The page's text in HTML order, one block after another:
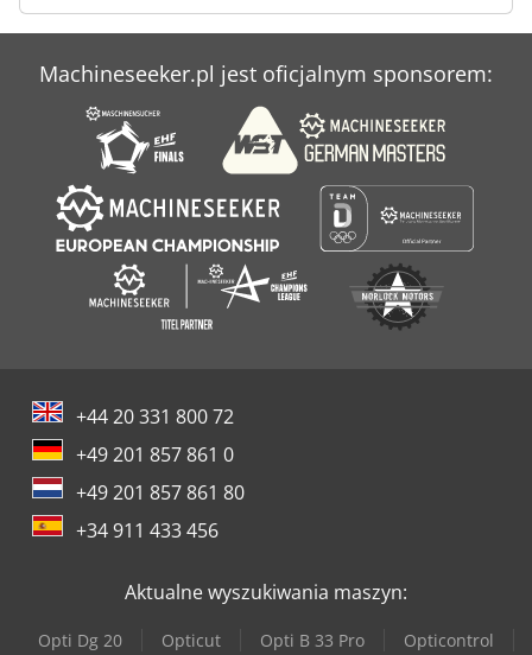
Machineseeker.pl jest oficjalnym sponsorem:
+44 20 331 800 72
+49 201 857 861 0
+49 201 857 861 80
+34 911 433 456
Aktualne wyszukiwania maszyn:
Opti Dg 20 Opticut Opti B 33 Pro
Opticontrol